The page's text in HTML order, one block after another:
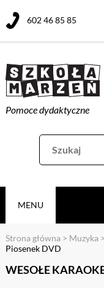
Pomoce dydaktyczne
602 46 85 85
MENU
Strona główna > Muzyka >
Piosenek DVD
WESOŁE